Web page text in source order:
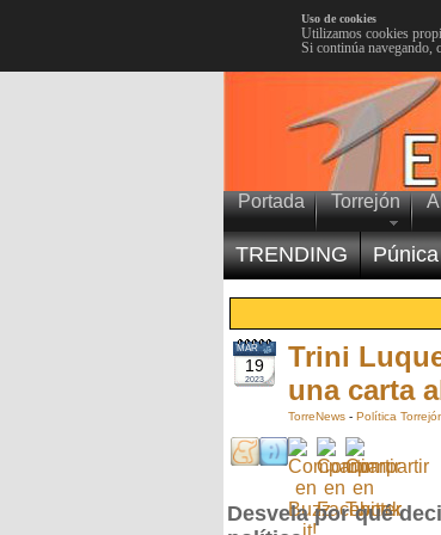
Uso de cookies
Utilizamos cookies
Si continúa navegando,
Portada Torrejón
TRENDING Púnica
19
MAR
2023
Trini
una carta
TorreNews - Política
Desvela por qué